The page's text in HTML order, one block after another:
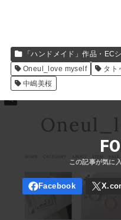
「ハンドメイド」作品・EC
Oneul_love myself
タト
中嶋美桜